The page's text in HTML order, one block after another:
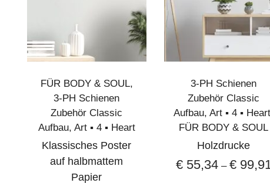
Funktion der Mitochondrien – der „Kraftwerke“
Alpha-Ketoglutarat (AKG)
verantwortlich ist. Es trägt zu einer effizienten
schützt die Zellen vor oxidativem Stress.
5-Hydroxymethylfurfural (5-
5-HMF verbessert die Sauerstoffbindung an
FÜR BODY & SOUL,
3-PH Schienen
Zubehör Classic
Aufbau, Art ▪︎ 4 ▪︎ Heart
Klassisches Poster
auf halbmattem
Papier
3-PH Schienen
Zubehör Classic
Aufbau,Art ▪︎ 4 ▪︎ Heart
FÜR BODY & SOUL
Holzdrucke
€55,34– €